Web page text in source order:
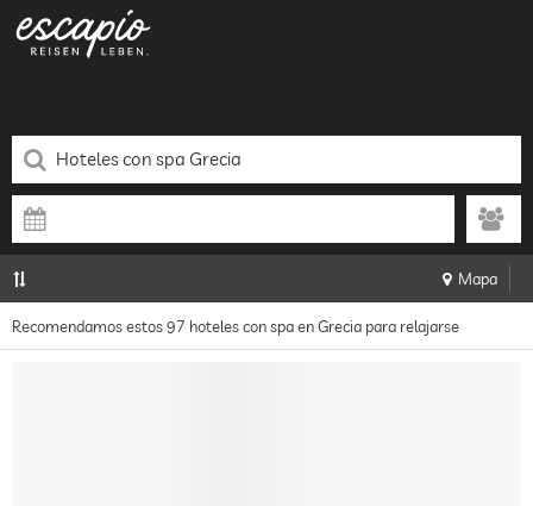
Mapa
Recomendamos estos 97 hoteles con spa en Grecia para relajarse